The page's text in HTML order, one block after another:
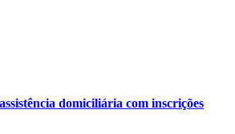
domiciliária com inscrições